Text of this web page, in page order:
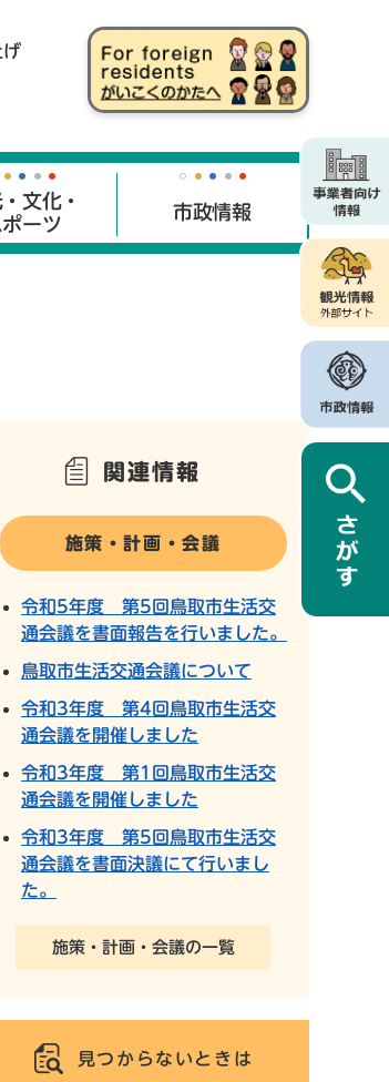
げ
文化・
ポーツ
市政情報
関連情報
施策・計画・会議
令和5年度 第5回鳥取市生活交
通会議を書面報告を行いました。
鳥取市生活交通会議について
令和3年度 第4回鳥取市生活交
通会議を開催しました
令和3年度 第1回鳥取市生活交
通会議を開催しました
令和3年度 第5回鳥取市生活交
通会議を書面決議にて行いまし
た。
施策・計画・会議の一覧
見つからないときは